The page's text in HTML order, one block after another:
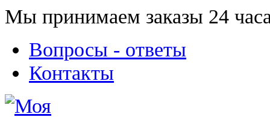
Мы принимаем заказы 24
Вопросы - ответы
Контакты